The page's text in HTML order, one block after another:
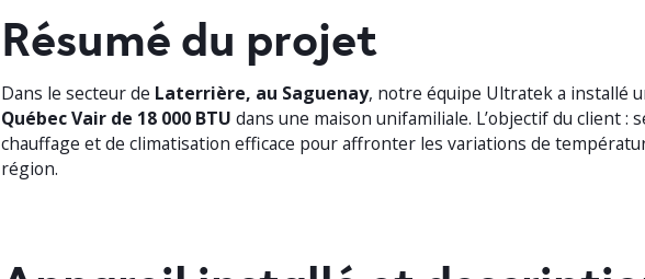
Résumé du projet
Dans le secteur de Laterrière, au Saguenay, notre équipe Ultratek a installé
Québec Vair de 18 000 BTU dans une maison unifamiliale. L’objectif du client :
chauffage et de climatisation efficace pour affronter les variations de
région.